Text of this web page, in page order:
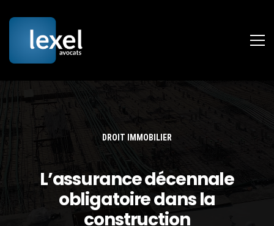
DROIT IMMOBILIER
L’assurance décennale
obligatoire dans la
construction